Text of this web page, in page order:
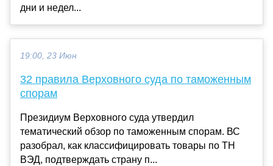
дни и недел...
19:00, 23 Июн
32 правила Верховного суда по таможенным
спорам
Президиум Верховного суда утвердил
тематический обзор по таможенным спорам. ВС
разобрал, как классифицировать товары по ТН
ВЭД, подтверждать страну п...